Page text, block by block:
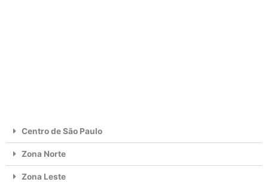
Centro de São Paulo
Zona Norte
Zona Leste